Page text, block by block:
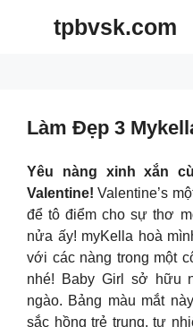
tpbvsk.com
Làm Đẹp 3
Yêu nàng xinh xắn
Valentine!Valentine’s
để tô điểm cho sự thơ
nửa ấy! myKella hoà
với các nàng trong một
nhé! Baby Girl sở hữu
ngào. Bảng màu mắt
sắc hồng trẻ trung, tự